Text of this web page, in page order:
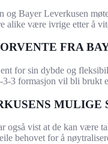
og Bayer Leverkusen
alike være ivrige etter å
FRA
for sin dybde og
3 formasjon vil bli brukt
MULIGE
også vist at de kan være
behovet for å